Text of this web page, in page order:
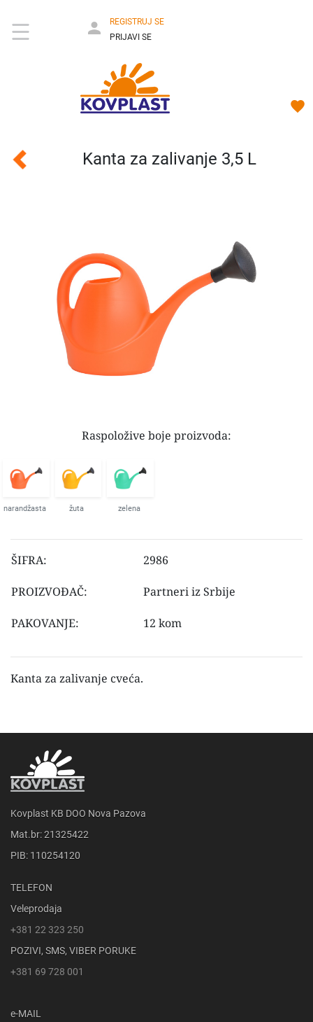
REGISTRUJ SE
PRIJAVI SE
Kanta za zalivanje 3,5 L
Raspoložive boje proizvoda:
narandžasta žuta zelena
ŠIFRA: 2986
PROIZVOĐAČ: Partneri iz Srbije
PAKOVANJE: 12 kom
Kanta za zalivanje cveća.
Kovplast KB DOO Nova Pazova
Mat.br: 21325422
PIB: 110254120
TELEFON
Veleprodaja
+381 22 323 250
POZIVI, SMS, VIBER PORUKE
+381 69 728 001
e-MAIL